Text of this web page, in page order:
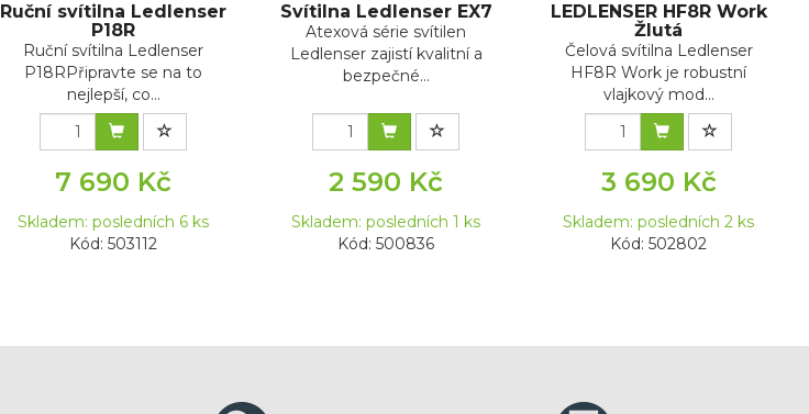
Ruční svítilna Ledlenser
P18R
Ruční svítilna Ledlenser
P18RPřipravte se na to
nejlepší, co...
7 690 Kč
Skladem: posledních 6 ks
Kód: 503112
Svítilna Ledlenser EX7
Atexová série svítilen
Ledlenser zajistí kvalitní a
bezpečné...
2 590 Kč
Skladem: posledních 1 ks
Kód: 500836
LEDLENSER HF8R Work
Žlutá
Čelová svítilna Ledlenser
HF8R Work je robustní
vlajkový mod...
3 690 Kč
Skladem: posledních 2 ks
Kód: 502802